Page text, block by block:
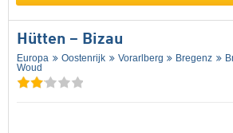
Hütten – Bizau
Europa Oostenrijk Vorarlberg Bregenz
Woud